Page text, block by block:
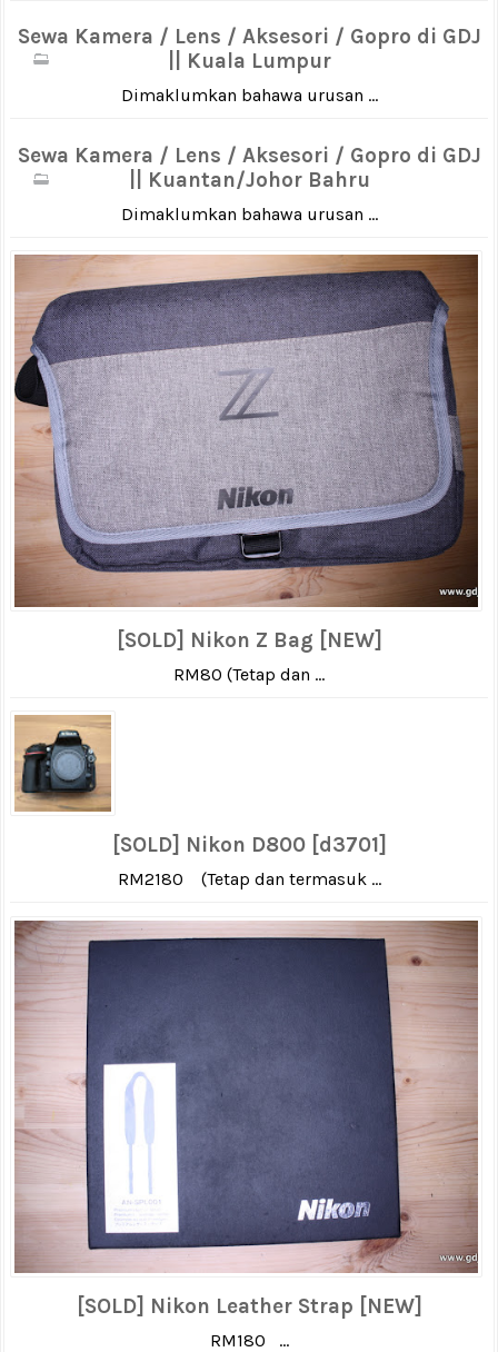
Sewa Kamera / Lens / Aksesori / Gopro di GDJ
|| Kuala Lumpur
Dimaklumkan bahawa urusan ...
Sewa Kamera / Lens / Aksesori / Gopro di GDJ
|| Kuantan/Johor Bahru
Dimaklumkan bahawa urusan ...
[SOLD] Nikon Z Bag [NEW]
RM80 (Tetap dan ...
[SOLD] Nikon D800 [d3701]
RM2180 (Tetap dan termasuk ...
[SOLD] Nikon Leather Strap [NEW]
RM180 ...